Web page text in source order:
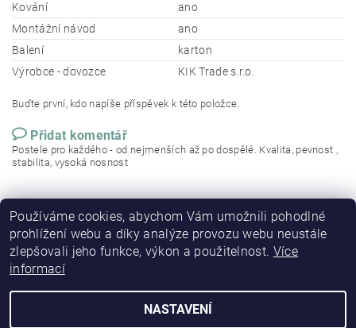
Kování
ano
Montážní návod
ano
Balení
karton
Výrobce - dovozce
KIK Trade s.r.o.
Buďte první, kdo napíše příspěvek k této položce.
Přidat komentář
Postele pro každého - od nejmenších až po dospělé. Kvalita, pevnost ,
stabilita, vysoká nosnost
Používáme cookies, abychom Vám umožnili pohodlné
prohlížení webu a díky analýze provozu webu neustále
zlepšovali jeho funkce, výkon a použitelnost. Více
informací
NASTAVENÍ